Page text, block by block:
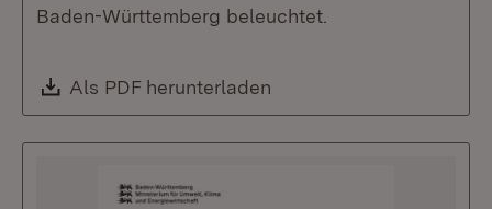
Baden-Württemberg beleuchtet.
Download:
Als PDF herunterladen